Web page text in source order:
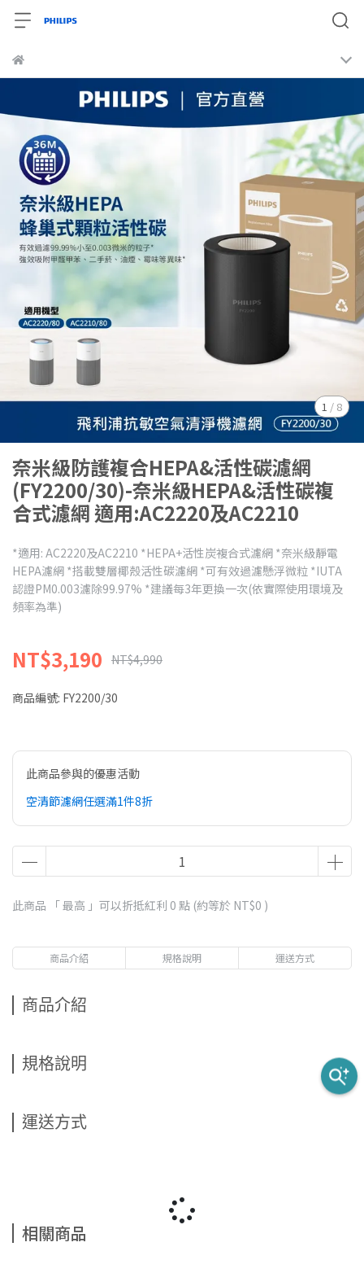
1 / 8
奈米級防護複合HEPA&活性碳濾網
(FY2200/30)-奈米級HEPA&活性碳複
合式濾網 適用:AC2220及AC2210
*適用: AC2220及AC2210 *HEPA+活性炭複合式濾網 *奈米級靜電
HEPA濾網 *搭載雙層椰殼活性碳濾網 *可有效過濾懸浮微粒 *IUTA
認證PM0.003濾除99.97% *建議每3年更換一次(依實際使用環境及
頻率為準)
NT$3,190 NT$4,990
商品編號: FY2200/30
此商品參與的優惠活動
空清節濾網任選滿1件8折
此商品 「 最高 」可以折抵紅利 0 點 (約等於 NT$0 )
商品介紹 規格說明 運送方式
商品介紹
規格說明
運送方式
相關商品